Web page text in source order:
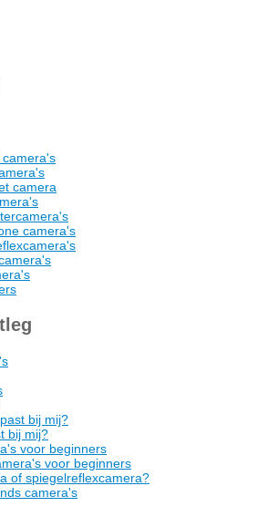
camera's
camera
camera's
bij mij?
bij mij?
voor beginners
voor beginners
of spiegelreflexcamera?
camera's